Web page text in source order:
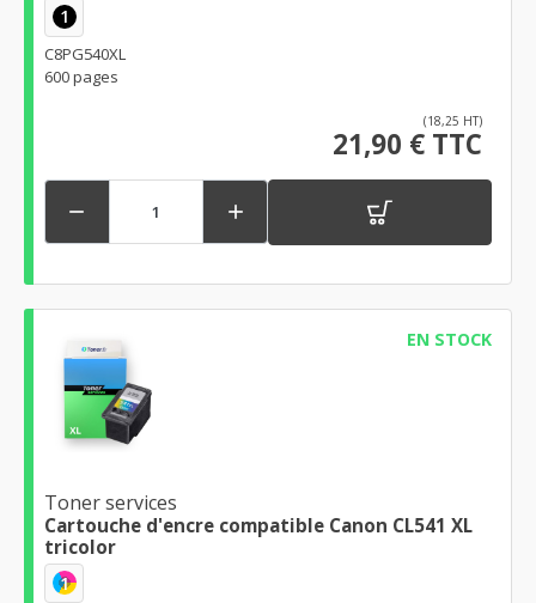
1
C8PG540XL
600 pages
(18,25 HT)
21,90 € TTC
 
EN STOCK
Toner services
Cartouche d'encre compatible Canon CL541 XL
tricolor
1